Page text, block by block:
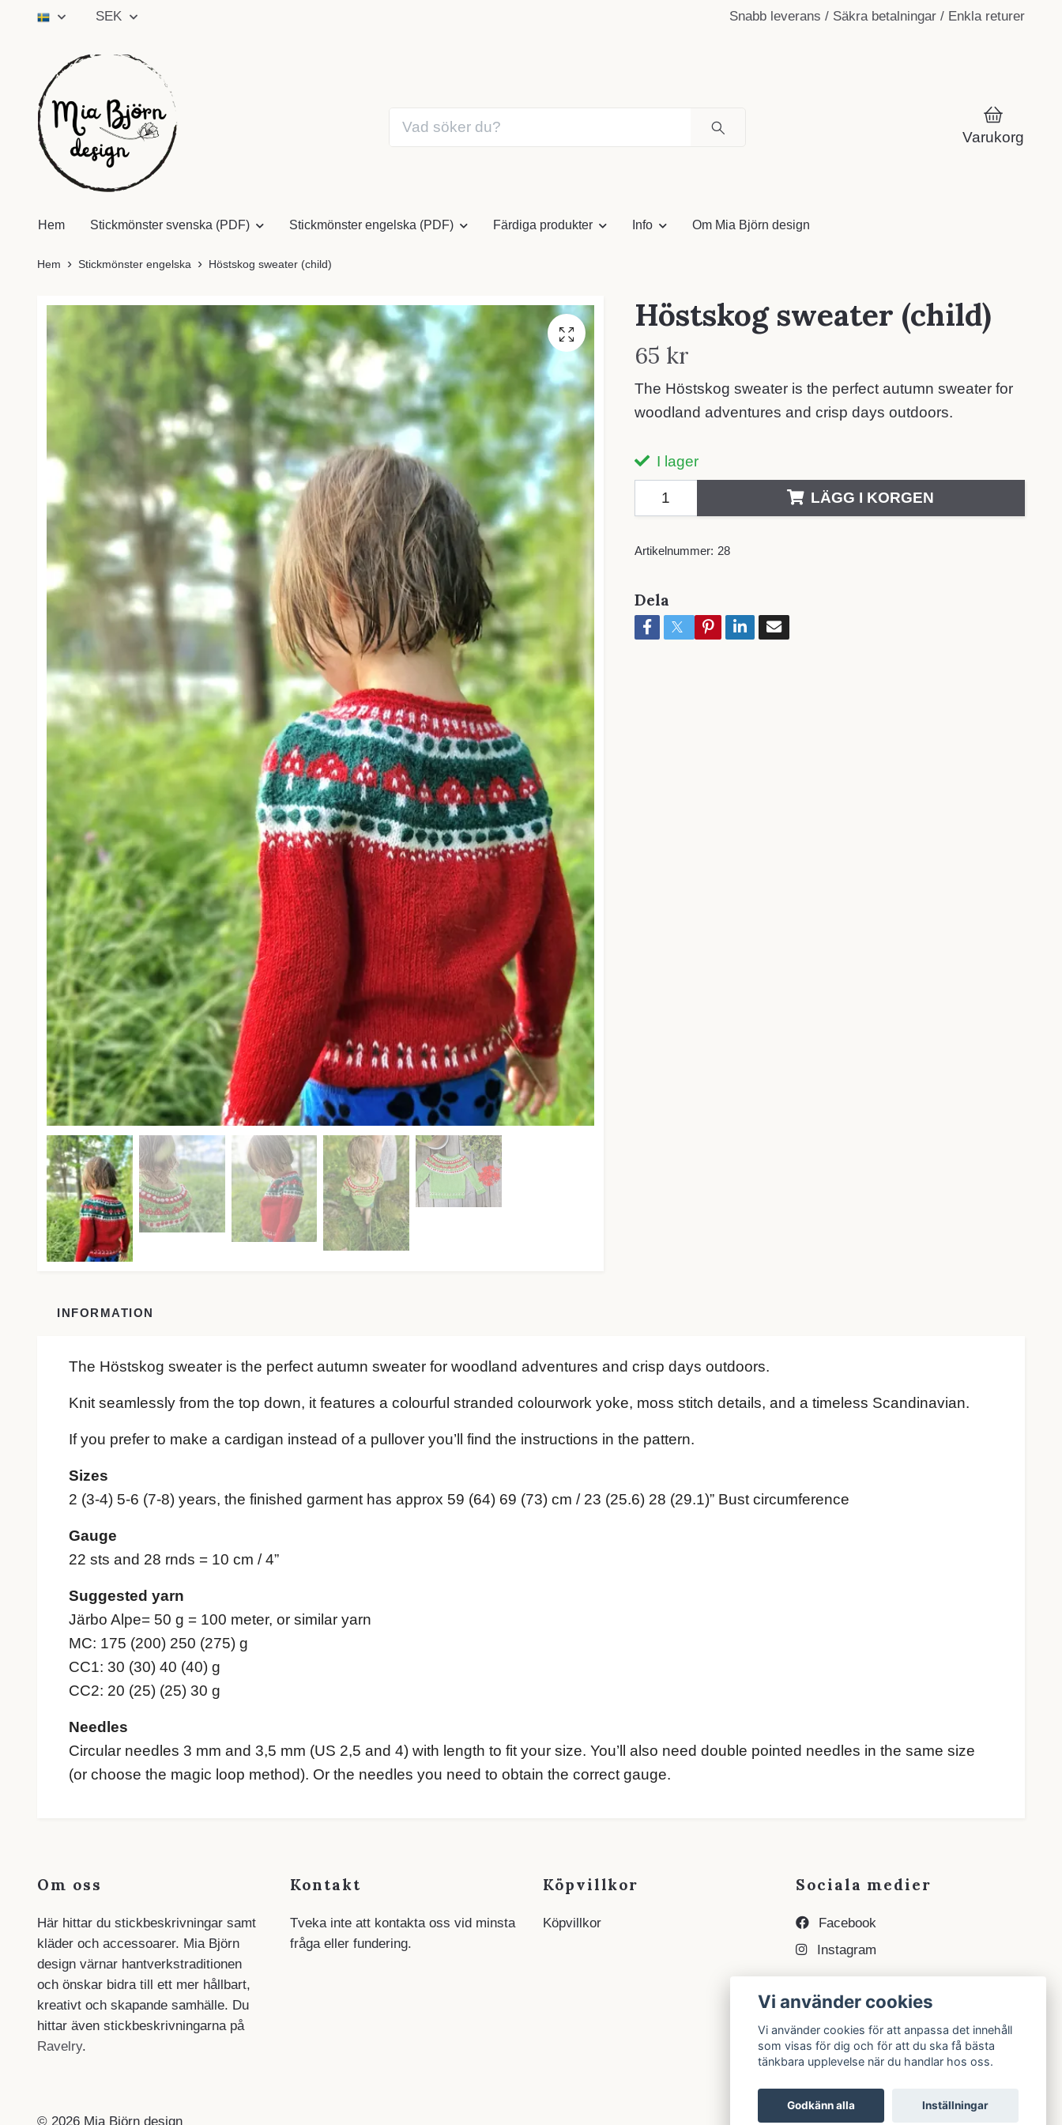
SEK Snabb leverans / Säkra betalningar / Enkla returer
Varukorg
Hem Stickmönster svenska (PDF) Stickmönster engelska (PDF) Färdiga produkter Info Om Mia Björn design
Hem Stickmönster engelska Höstskog sweater (child)
Höstskog sweater (child)
65 kr
The Höstskog sweater is the perfect autumn sweater for
woodland adventures and crisp days outdoors.
I lager
LÄGG I KORGEN
Artikelnummer: 28
Dela
INFORMATION
The Höstskog sweater is the perfect autumn sweater for woodland adventures and crisp days outdoors.
Knit seamlessly from the top down, it features a colourful stranded colourwork yoke, moss stitch details, and a timeless Scandinavian.
If you prefer to make a cardigan instead of a pullover you’ll find the instructions in the pattern.
Sizes
2 (3-4) 5-6 (7-8) years, the finished garment has approx 59 (64) 69 (73) cm / 23 (25.6) 28 (29.1)” Bust circumference
Gauge
22 sts and 28 rnds = 10 cm / 4”
Suggested yarn
Järbo Alpe= 50 g = 100 meter, or similar yarn
MC: 175 (200) 250 (275) g
CC1: 30 (30) 40 (40) g
CC2: 20 (25) (25) 30 g
Needles
Circular needles 3 mm and 3,5 mm (US 2,5 and 4) with length to fit your size. You’ll also need double pointed needles in the same size
(or choose the magic loop method). Or the needles you need to obtain the correct gauge.
Om oss
Här hittar du stickbeskrivningar samt
kläder och accessoarer. Mia Björn
design värnar hantverkstraditionen
och önskar bidra till ett mer hållbart,
kreativt och skapande samhälle. Du
hittar även stickbeskrivningarna på
Ravelry.
Kontakt
Tveka inte att kontakta oss vid minsta
fråga eller fundering.
Köpvillkor
Köpvillkor
Sociala medier
Facebook
Instagram
© 2026 Mia Björn design
Vi använder cookies
Vi använder cookies för att anpassa det innehåll
som visas för dig och för att du ska få bästa
tänkbara upplevelse när du handlar hos oss.
Godkänn alla Inställningar